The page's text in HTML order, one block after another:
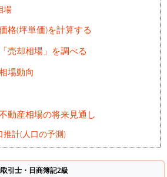
場
格(坪単価)を計算する
売却相場」を調べる
場動向
動産相場の将来見通し
推計(人口の予測)
引士・日商簿記2級